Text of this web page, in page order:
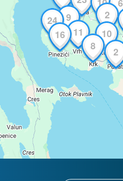
6
2
2
8
10
9
11
24
16